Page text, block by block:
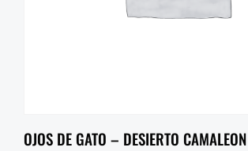
OJOS DE GATO – DESIERTO CAMALEON